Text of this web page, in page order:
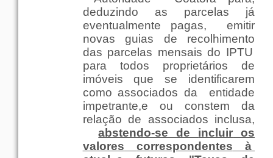
deduzindo as parcelas
já
eventualmente
pagas,
emitir
novas
guias de recolhimento
das parcelas mensais do IPTU
para
todos proprietários de
imóveis
que se identificarem
como associados da
entidade
impetrante,e ou constem da
relação de associados inclusa,
abstendo-se de incluir os
valores
correspondentes à